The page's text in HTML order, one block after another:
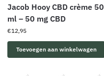
Jacob Hooy CBD crème 50
ml – 50 mg CBD
€12,95
Toevoegen aan winkelwagen